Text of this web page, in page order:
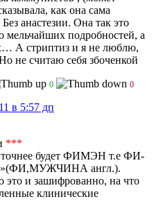
как она сама
анастезии. Она так это
мельчайших подробностей, а
А стриптиз и я не люблю,
не считаю себя збоченкой
0 0
в 5:57 дп
***
точнее будет ФИМЭН т.е ФИ-
англ.).
это и зашифрованно, на что
клинические